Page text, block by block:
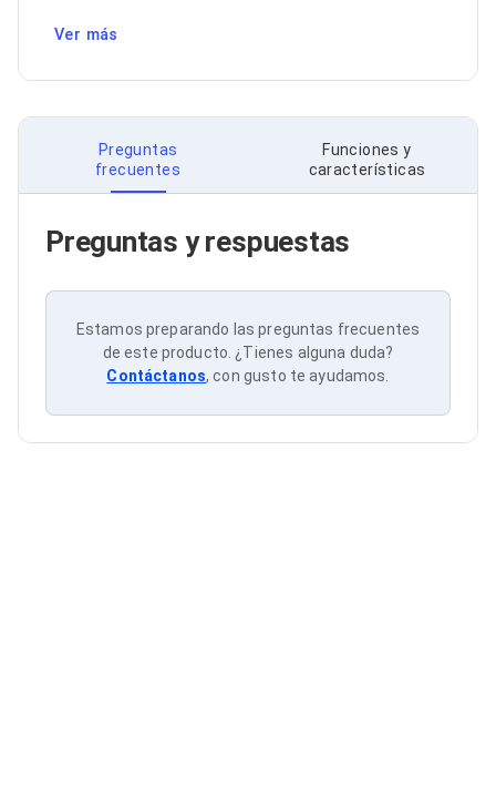
Adaptadores Audio AUX
Dispositivos de Entrada
Mousepads
Teclados Numéricos
Controles de Juego para PC
Accesorios para Servidores
Racks y Gabinetes
Cableado Estructurado para Servidores
Cables KVM
Fuentes de Poder
Enfriamiento para Servidores
Soportes y Paneles
Sistemas Operativos para Servidores
Servidores
Ver más
Preguntas
frecuentes
Funciones y
características
Preguntas y respuestas
Estamos preparando las preguntas frecuentes
de este producto. ¿Tienes alguna duda?
Contáctanos, con gusto te ayudamos.